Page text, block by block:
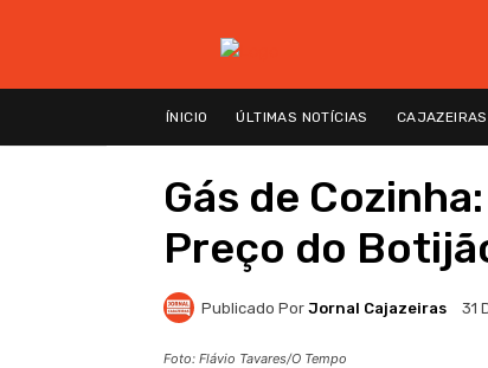
ÍNICIO ÚLTIMAS NOTÍCIAS
Gás de
Preço do
Publicado Por Jornal Cajazeiras 31
Foto: Flávio Tavares/O Tempo